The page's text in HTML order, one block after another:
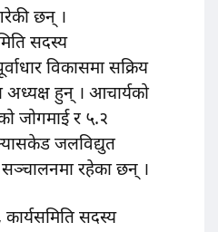
छन् ।
सदस्य
विकासमा सक्रिय
हुन् । आचार्यको
जोगमाई र ५.२
जलविद्युत
रहेका छन् ।
सदस्य